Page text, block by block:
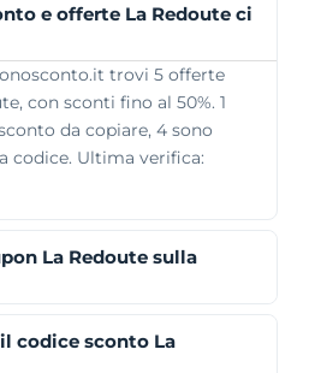
e offerte La Redoute ci
trovi 5 offerte
con sconti fino al 50%. 1
da copiare, 4 sono
codice. Ultima verifica:
La Redoute sulla
codice sconto La